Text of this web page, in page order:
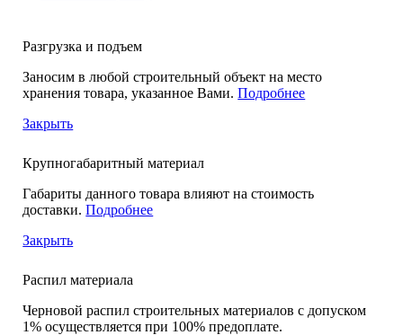
Разгрузка и подъем
Заносим в любой строительный объект на место
хранения товара, указанное Вами.Подробнее
Закрыть
Крупногабаритный материал
Габариты данного товара влияют на стоимость
доставки.Подробнее
Закрыть
Распил материала
Черновой распил строительных материалов с допуском
1% осуществляется при 100% предоплате.